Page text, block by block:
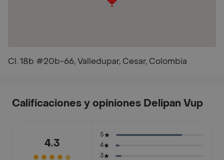
Cl. 18b #20b-66, Valledupar, Cesar, Colombia
Calificaciones y opiniones Delipan Vup
4.3
5
4
3